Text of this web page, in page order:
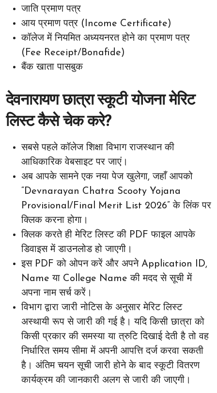
जाति प्रमाण पत्र
आय प्रमाण पत्र (Income Certificate)
कॉलेज में नियमित अध्ययनरत होने का प्रमाण पत्र
(Fee Receipt/Bonafide)
बैंक खाता पासबुक
देवनारायण छात्रा स्कूटी योजना मेरिट
लिस्ट कैसे चेक करे?
सबसे पहले कॉलेज शिक्षा विभाग राजस्थान की
आधिकारिक वेबसाइट पर जाएं।
अब आपके सामने एक नया पेज खुलेगा, जहाँ आपको
“Devnarayan Chatra Scooty Yojana
Provisional/Final Merit List 2026” के लिंक पर
क्लिक करना होगा।
क्लिक करते ही मेरिट लिस्ट की PDF फाइल आपके
डिवाइस में डाउनलोड हो जाएगी।
इस PDF को ओपन करें और अपने Application ID,
Name या College Name की मदद से सूची में
अपना नाम सर्च करें।
विभाग द्वारा जारी नोटिस के अनुसार मेरिट लिस्ट
अस्थायी रूप से जारी की गई है। यदि किसी छात्रा को
किसी प्रकार की समस्या या त्रुटि दिखाई देती है तो वह
निर्धारित समय सीमा में अपनी आपत्ति दर्ज करवा सकती
है। अंतिम चयन सूची जारी होने के बाद स्कूटी वितरण
कार्यक्रम की जानकारी अलग से जारी की जाएगी।